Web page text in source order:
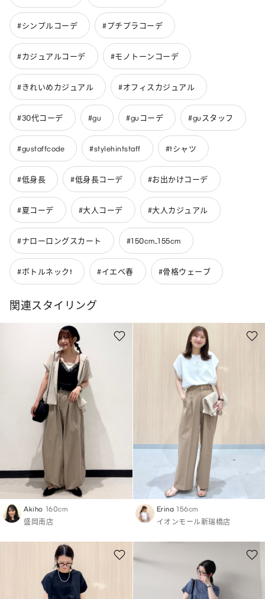
#シンプルコーデ #プチプラコーデ
#カジュアルコーデ #モノトーンコーデ
#きれいめカジュアル #オフィスカジュアル
#30代コーデ #gu #guコーデ #guスタッフ
#gustaffcode #stylehintstaff #tシャツ
#低身長 #低身長コーデ #お出かけコーデ
#夏コーデ #大人コーデ #大人カジュアル
#ナローロングスカート #150cm_155cm
#ボトルネックt #イエベ春 #骨格ウェーブ
関連スタイリング
Akiho 160cm
盛岡南店
Erina 156cm
イオンモール新瑞橋店